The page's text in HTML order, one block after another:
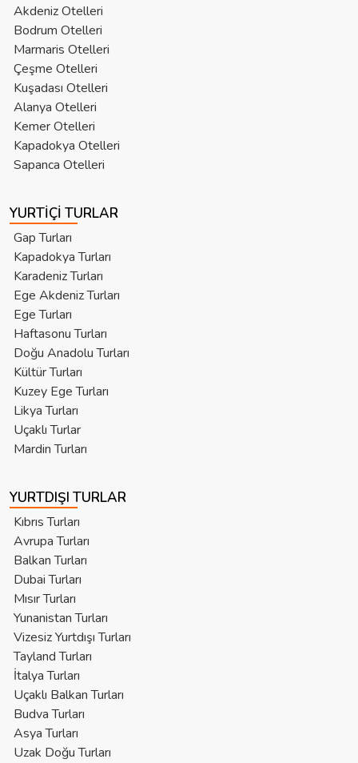
Akdeniz Otelleri
Bodrum Otelleri
Marmaris Otelleri
Çeşme Otelleri
Kuşadası Otelleri
Alanya Otelleri
Kemer Otelleri
Kapadokya Otelleri
Sapanca Otelleri
YURTIÇI TURLAR
Gap Turları
Kapadokya Turları
Karadeniz Turları
Ege Akdeniz Turları
Ege Turları
Haftasonu Turları
Doğu Anadolu Turları
Kültür Turları
Kuzey Ege Turları
Likya Turları
Uçaklı Turlar
Mardin Turları
YURTDIŞI TURLAR
Kıbrıs Turları
Avrupa Turları
Balkan Turları
Dubai Turları
Mısır Turları
Yunanistan Turları
Vizesiz Yurtdışı Turları
Tayland Turları
İtalya Turları
Uçaklı Balkan Turları
Budva Turları
Asya Turları
Uzak Doğu Turları